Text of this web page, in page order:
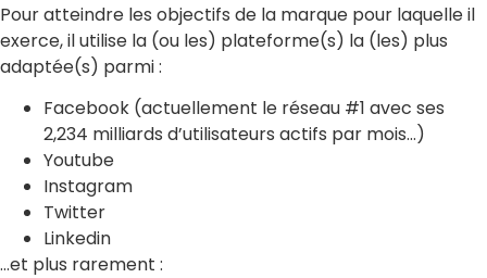
Pour atteindre les objectifs de la marque pour laquelle il
exerce, il utilise la (ou les) plateforme(s) la (les) plus
adaptée(s) parmi :
Facebook (actuellement le réseau #1 avec ses
2,234 milliards d’utilisateurs actifs par mois…)
Youtube
Instagram
Twitter
Linkedin
…et plus rarement :